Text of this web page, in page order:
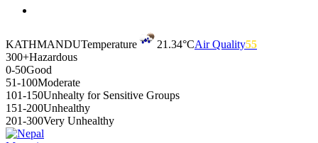
KATHMANDUTemperature 21.34°CAir Quality55
300+Hazardous
0-50Good
51-100Moderate
101-150Unhealty for Sensitive Groups
151-200Unhealthy
201-300Very Unhealthy